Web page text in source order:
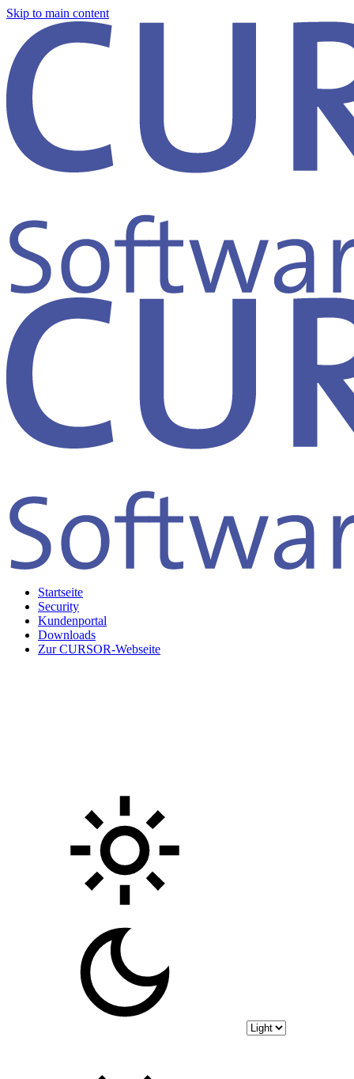
Skip to main content
Startseite
Security
Kundenportal
Downloads
Zur CURSOR-Webseite